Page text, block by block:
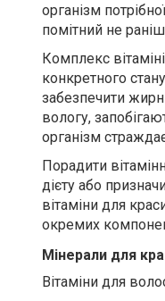
організм
помітний не
Комплекс
конкретного
забезпечити
вологу,
організм
Порадити
дієту або
вітаміни для
окремих
Мінерали для
Вітаміни для